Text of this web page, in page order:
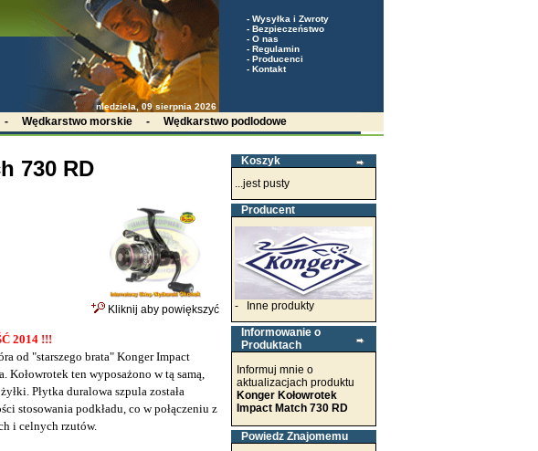
niedziela, 09 sierpnia 2026
- Wysyłka i Zwroty
- Bezpieczeństwo
- O nas
- Regulamin
- Producenci
- Kontakt
Wędkarstwo morskie- Wędkarstwo podlodowe
730 RD
Kliknij aby powiększyć
2014 !!!
od "starszego brata" Konger Impact
ten wyposażono w tą samą,
Płytka duralowa szpula została
stosowania podkładu, co w połączeniu z
i celnych rzutów.
Koszyk
...jest pusty
Producent
- Inne produkty
Informowanie o
Produktach
Informuj mnie o
aktualizacjach produktu
Konger Kołowrotek
Impact Match 730 RD
Powiedz Znajomemu